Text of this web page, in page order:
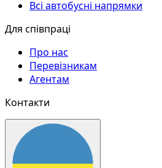
Всі автобусні напрямки
Для співпраці
Про нас
Перевізникам
Агентам
Контакти